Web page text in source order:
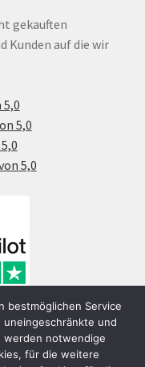
gekauften
Kunden auf die wir
5,0
5,0
bestmöglichen Service
und
werden notwendige
für die weitere